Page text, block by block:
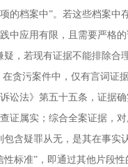
的档案中”。若这些档案
中应用有限，且需要严格
疑，若现有证据不能排除
贪污案件中，仅有言词证
讼法》第五十五条，证据
证属实；综合全案证据，
包含疑罪从无，是其在事
性标准”，即通过其他片段